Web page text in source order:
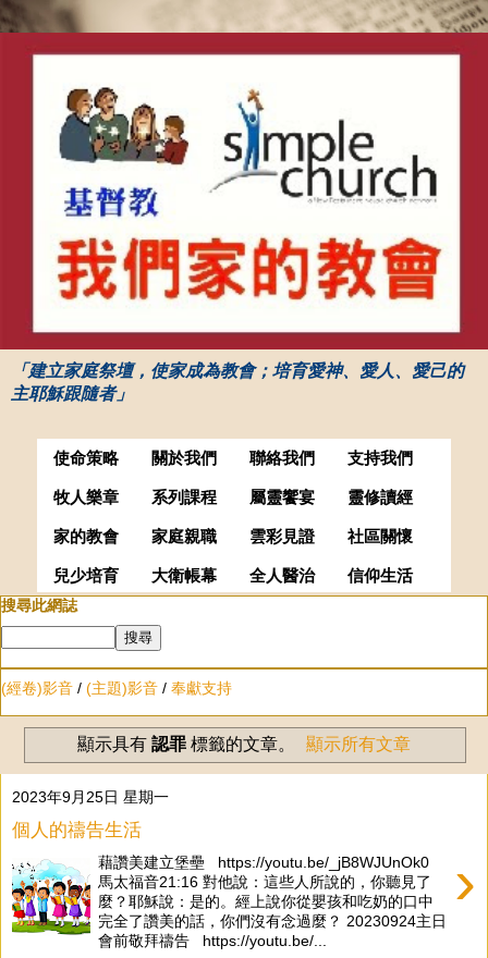
「建立家庭祭壇，使家成為教會；培育愛神、愛人、愛己的
主耶穌跟隨者」
使命策略 關於我們 聯絡我們 支持我們
牧人樂章 系列課程 屬靈饗宴 靈修讀經
家的教會 家庭親職 雲彩見證 社區關懷
兒少培育 大衛帳幕 全人醫治
信仰生活
搜尋此網誌
(經卷)影音 / (主題)影音 / 奉獻支持
顯示具有 認罪標籤的文章。 顯示所有文章
2023年9月25日 星期一
個人的禱告生活
›
藉讚美建立堡壘 https://youtu.be/_jB8WJUnOk0
馬太福音21:16 對他說：這些人所說的，你聽見了
麼？耶穌說：是的。經上說你從嬰孩和吃奶的口中
完全了讚美的話，你們沒有念過麼？ 20230924主日
會前敬拜禱告 https://youtu.be/...